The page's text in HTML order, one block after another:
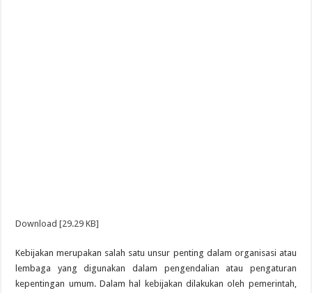
Download [29.29 KB]
Kebijakan merupakan salah satu unsur penting dalam organisasi atau
lembaga yang digunakan dalam pengendalian atau pengaturan
kepentingan umum. Dalam hal kebijakan dilakukan oleh pemerintah,